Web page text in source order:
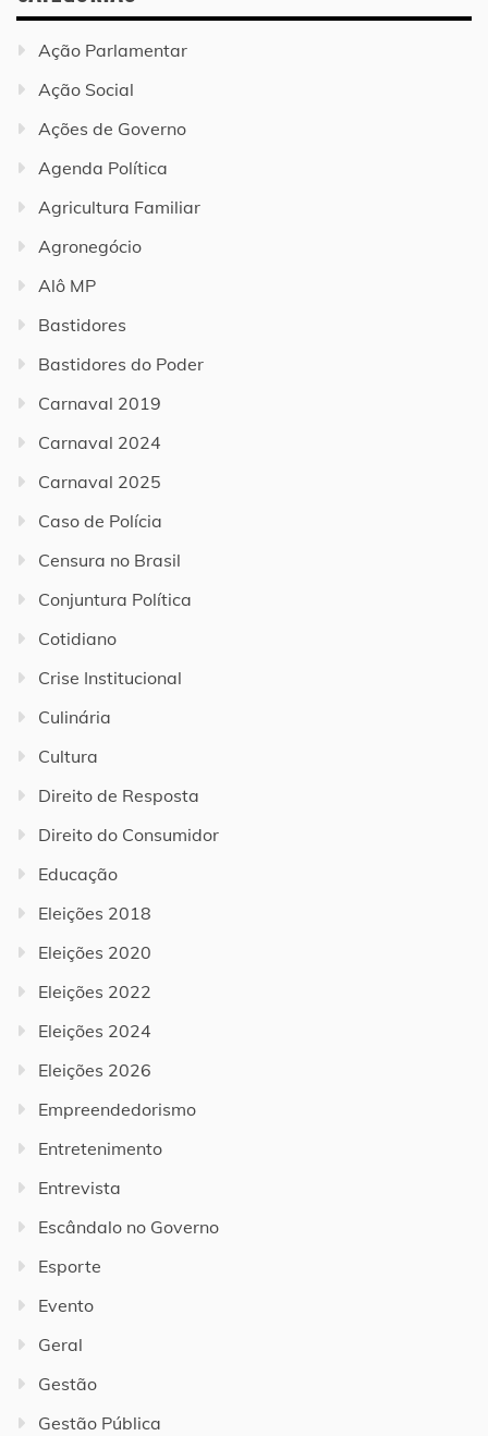
Ação Parlamentar
Ação Social
Ações de Governo
Agenda Política
Agricultura Familiar
Agronegócio
Alô MP
Bastidores
Bastidores do Poder
Carnaval 2019
Carnaval 2024
Carnaval 2025
Caso de Polícia
Censura no Brasil
Conjuntura Política
Cotidiano
Crise Institucional
Culinária
Cultura
Direito de Resposta
Direito do Consumidor
Educação
Eleições 2018
Eleições 2020
Eleições 2022
Eleições 2024
Eleições 2026
Empreendedorismo
Entretenimento
Entrevista
Escândalo no Governo
Esporte
Evento
Geral
Gestão
Gestão Pública